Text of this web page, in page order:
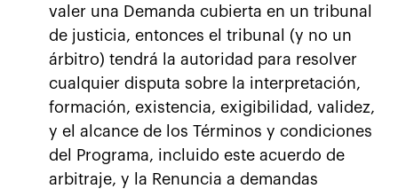
valer una Demanda cubierta en un tribunal
de justicia, entonces el tribunal (y no un
árbitro) tendrá la autoridad para resolver
cualquier disputa sobre la interpretación,
formación, existencia, exigibilidad, validez,
y el alcance de los Términos y condiciones
del Programa, incluido este acuerdo de
arbitraje, y la Renuncia a demandas